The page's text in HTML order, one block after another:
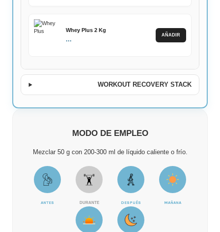
MODO DE EMPLEO
Mezclar 50 g con 200-300 ml de líquido caliente o frío.
ANTES DURANTE DESPUÉS MAÑANA
Whey Plus 2 Kg
...
AÑADIR
WORKOUT RECOVERY STACK